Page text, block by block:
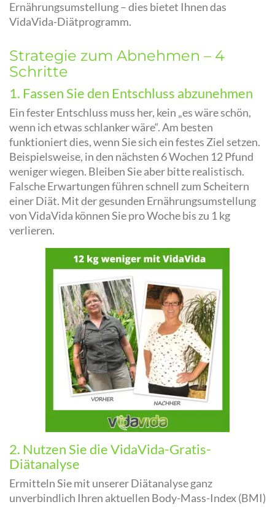
Ernährungsumstellung – dies bietet Ihnen das
VidaVida-Diätprogramm.
Strategie zum Abnehmen – 4
Schritte
1. Fassen Sie den Entschluss abzunehmen
Ein fester Entschluss muss her, kein „es wäre schön,
wenn ich etwas schlanker wäre“. Am besten
funktioniert dies, wenn Sie sich ein festes Ziel setzen.
Beispielsweise, in den nächsten 6 Wochen 12 Pfund
weniger wiegen. Bleiben Sie aber bitte realistisch.
Falsche Erwartungen führen schnell zum Scheitern
einer Diät. Mit der gesunden Ernährungsumstellung
von VidaVida können Sie pro Woche bis zu 1 kg
verlieren.
2. Nutzen Sie die VidaVida-Gratis-
Diätanalyse
Ermitteln Sie mit unserer Diätanalyse ganz
unverbindlich Ihren aktuellen Body-Mass-Index (BMI)